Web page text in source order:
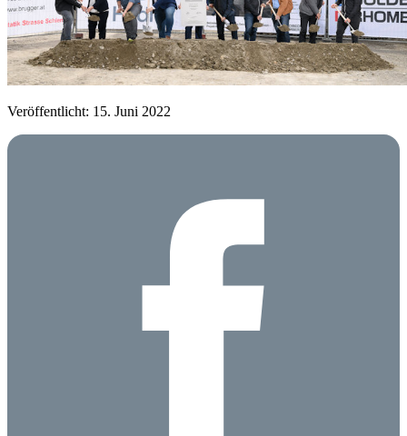
Veröffentlicht: 15. Juni 2022